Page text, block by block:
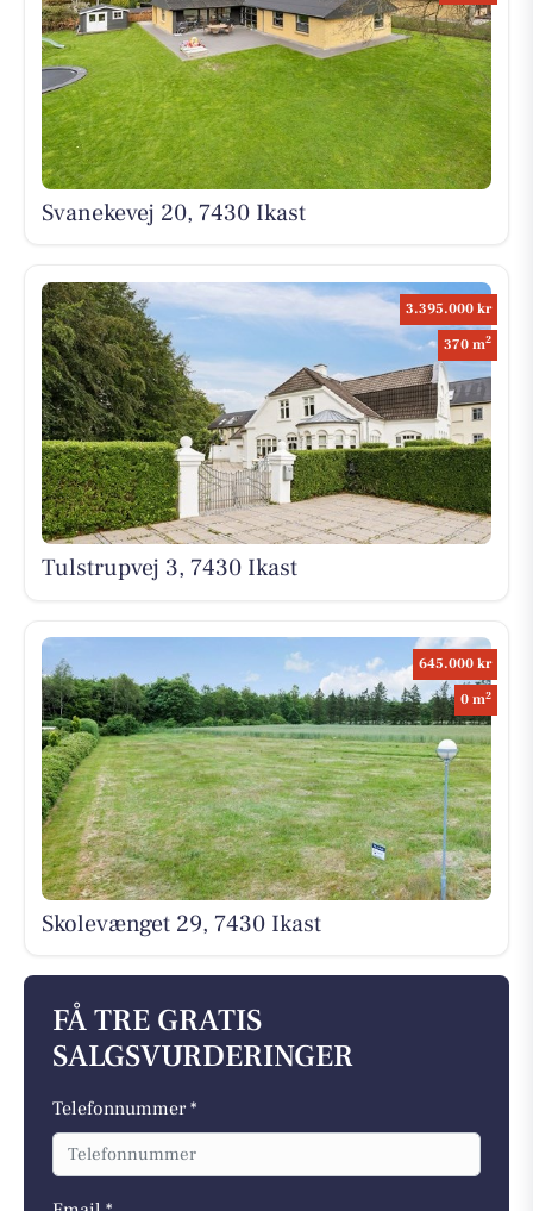
Svanekevej 20, 7430 Ikast
3.395.000 kr
370 m2
Tulstrupvej 3, 7430 Ikast
645.000 kr
0 m2
Skolevænget 29, 7430 Ikast
FÅ TRE GRATIS
SALGSVURDERINGER
Telefonnummer *